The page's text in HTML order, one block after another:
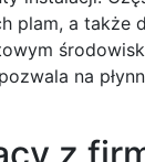
plam, a
na
z